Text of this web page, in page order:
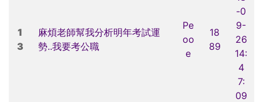
1
3
麻煩老師幫我分析明年考試運
勢..我要考公職
Pe
oo
e
18
89
-0
9-
26
14:
4
7:
09